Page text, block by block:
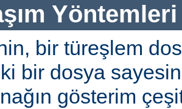
Yöntemleri
bir türeşlem
bir dosya
gösterim